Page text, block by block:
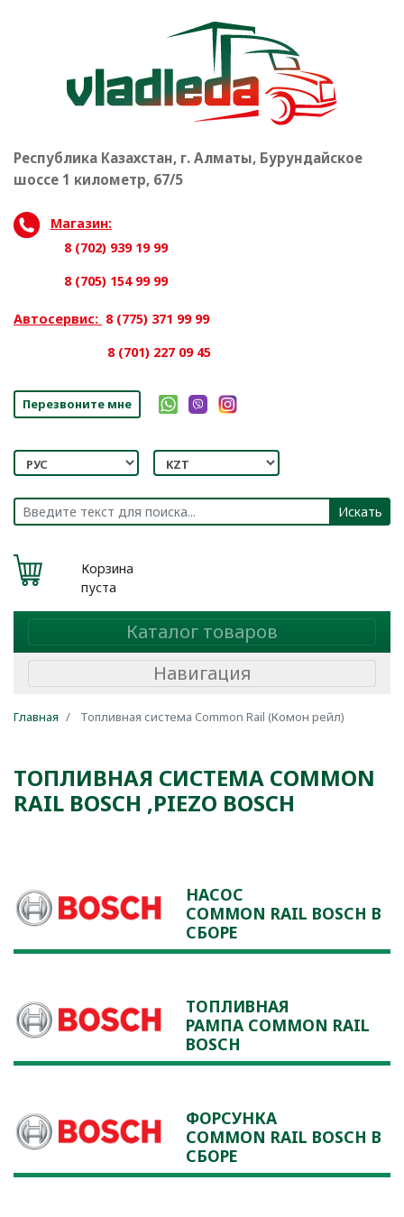
Республика Казахстан, г. Алматы, Бурундайское
шоссе 1 километр, 67/5
Магазин:
8 (702) 939 19 99
8 (705) 154 99 99
Автосервис: 8 (775) 371 99 99
8 (701) 227 09 45
Перезвоните мне
Искать
Корзина
пуста
Каталог товаров
Навигация
Главная Топливная система Common Rail (Комон рейл)
ТОПЛИВНАЯ СИСТЕМА COMMON
RAIL BOSCH ,PIEZO BOSCH
НАСОС
COMMON RAIL BOSCH В
СБОРЕ
ТОПЛИВНАЯ
РАМПА COMMON RAIL
BOSCH
ФОРСУНКА
COMMON RAIL BOSCH В
СБОРЕ